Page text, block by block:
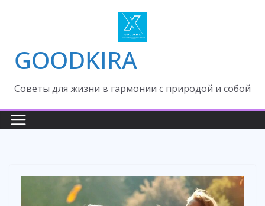
GOODKIRA
Cоветы для жизни в гармонии с природой и собой